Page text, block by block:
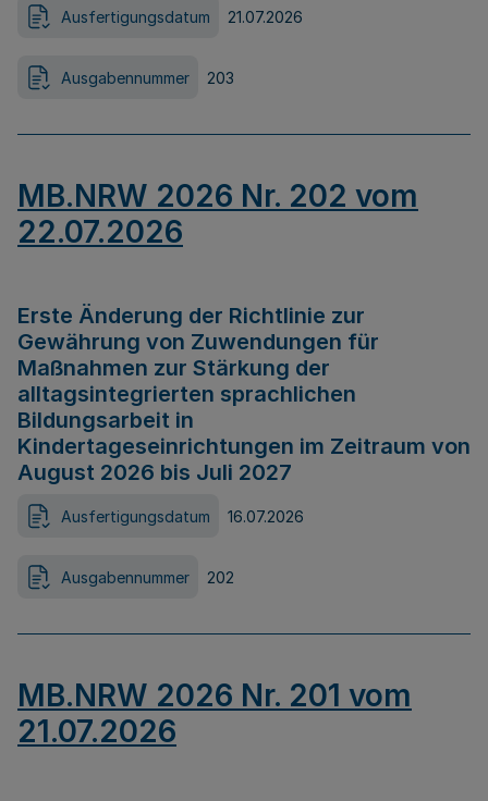
Ausfertigungsdatum 21.07.2026
Ausgabennummer 203
MB.NRW 2026 Nr. 202 vom
22.07.2026
Erste Änderung der Richtlinie zur
Gewährung von Zuwendungen für
Maßnahmen zur Stärkung der
alltagsintegrierten sprachlichen
Bildungsarbeit in
Kindertageseinrichtungen im Zeitraum von
August 2026 bis Juli 2027
Ausfertigungsdatum 16.07.2026
Ausgabennummer 202
MB.NRW 2026 Nr. 201 vom
21.07.2026